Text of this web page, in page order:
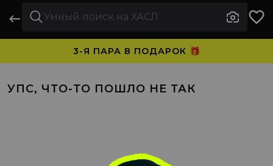
3-Я ПАРА В ПОДАРОК 🎁
УПС, ЧТО-ТО ПОШЛО НЕ ТАК